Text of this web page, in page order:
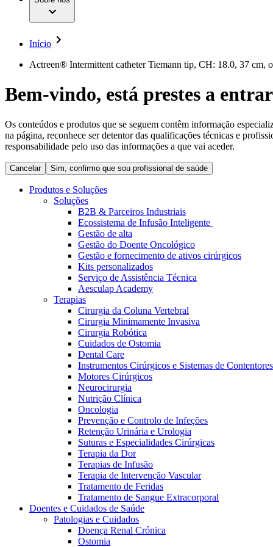
Motores Cirúrgicos
Nutrição Clínica
Oncologia
Retenção Urinária e Urologia
Suturas e Especialidades Cirúrgicas
Terapia da Dor
Terapia de Intervenção Vascular
Tratamento de Feridas
Tratamento de Sangue Extracorporal
Soluções
Patologias e Cuidados
Serviços
Cuidados Domiciliários
A nossa cultura
Vagas disponíveis
Descubra as tuas oportunidades de carreira na B. Braun.
Acesso aos Cuidados de Saúde
Comunicados de Imprensa
Contactos
Formulário de Contacto
Empresa
Responsabilidade
Contactos
Início
Actreen® Intermittent catheter Tiemann tip, CH: 18.0, 37 cm,
Bem-vindo, está prestes a
Os conteúdos e produtos que se seguem contêm informação
na página, reconhece ser detentor das qualificações técnicas e
responsabilidade pelo uso das informações a que vai aceder.
Cancelar Sim, confirmo que sou profissional de saúde
Produtos e Soluções
Soluções
B2B & Parceiros Industriais
Ecossistema de Infusão Inteligente
Gestão de alta
Gestão do Doente Oncológico
Gestão e fornecimento de ativos cirúrgicos
Kits personalizados
Serviço de Assistência Técnica
Aesculap Academy
Terapias
Cirurgia da Coluna Vertebral
Cirurgia Minimamente Invasiva
Cirurgia Robótica
Cuidados de Ostomia
Dental Care
Instrumentos Cirúrgicos e Sistemas de
Motores Cirúrgicos
Neurocirurgia
Nutrição Clínica
Oncologia
Prevenção e Controlo de Infeções
Retenção Urinária e Urologia
Suturas e Especialidades Cirúrgicas
Terapia da Dor
Terapias de Infusão
Terapia de Intervenção Vascular
Tratamento de Feridas
Tratamento de Sangue Extracorporal
Doentes e Cuidados de Saúde
Patologias e Cuidados
Doença Renal Crónica
Ostomia